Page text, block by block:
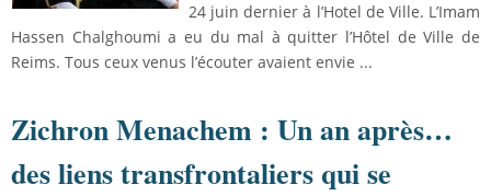
24 juin dernier à l’Hotel de Ville. L’Imam
Hassen Chalghoumi a eu du mal à quitter l’Hôtel de Ville de
Reims. Tous ceux venus l’écouter avaient envie ...
Zichron Menachem : Un an après…
des liens transfrontaliers qui se